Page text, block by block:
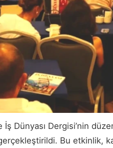
İş Dünyası Dergisi’nin
Bu etkinlik,